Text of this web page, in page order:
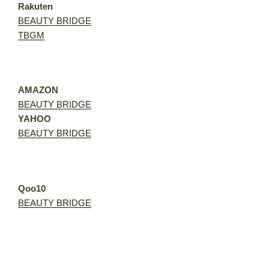
Rakuten
BEAUTY BRIDGE
TBGM
AMAZON
BEAUTY BRIDGE
YAHOO
BEAUTY BRIDGE
Qoo10
BEAUTY BRIDGE